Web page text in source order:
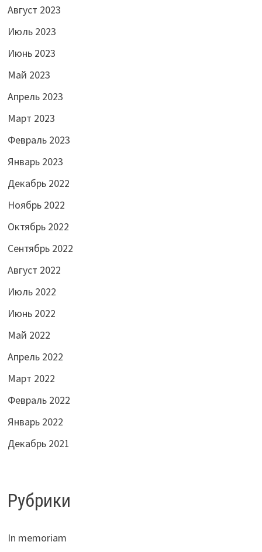
Август 2023
Июль 2023
Июнь 2023
Май 2023
Апрель 2023
Март 2023
Февраль 2023
Январь 2023
Декабрь 2022
Ноябрь 2022
Октябрь 2022
Сентябрь 2022
Август 2022
Июль 2022
Июнь 2022
Май 2022
Апрель 2022
Март 2022
Февраль 2022
Январь 2022
Декабрь 2021
Рубрики
In memoriam